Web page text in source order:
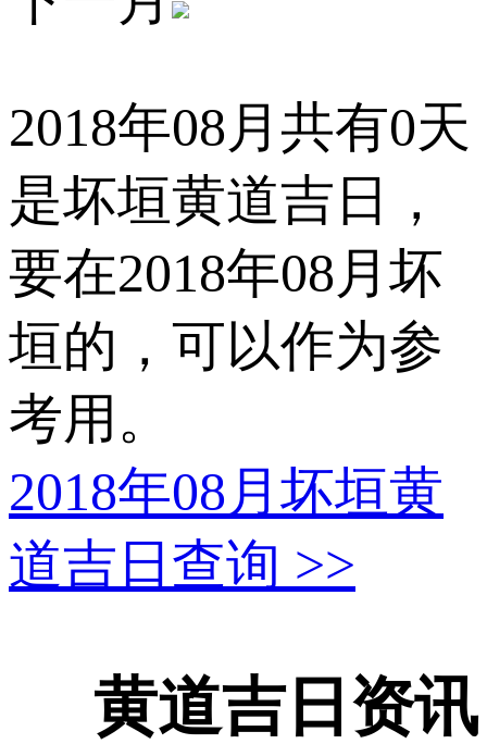
2018年08月共有0天
是坏垣黄道吉日，
要在2018年08月坏
垣的，可以作为参
考用。
2018年08月坏垣黄
道吉日查询 >>
黄道吉日资讯